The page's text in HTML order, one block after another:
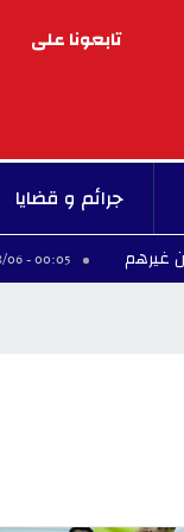
تابعونا على
جرائم و قضايا
00:05 - 2026/08/06